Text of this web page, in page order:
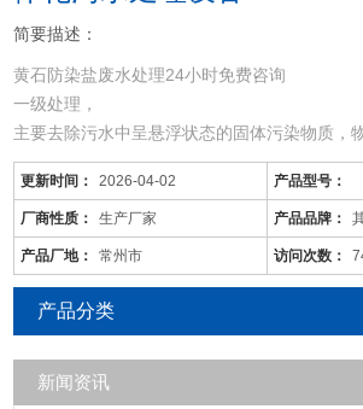
简要描述：
黄石防染盐废水处理24小时免费咨询
一级处理，
主要去除污水中呈悬浮状态的固体污染物质，
完成一级处理的要求。经过一级处理的污水，
右，达不到排放标准。一级处理属于二级处理
二级处理，
主要去除污水中呈胶体和溶解状态的有机污染
质)，去除率可达90%以上，使有机污染物达到
三级处理，
进一步处理难降解的有机
更新时间： 2026-04-02 产品型号：
厂商性质： 生产厂家 产品品牌：
产品厂地： 常州市 访问次数：
产品分类
新闻资讯